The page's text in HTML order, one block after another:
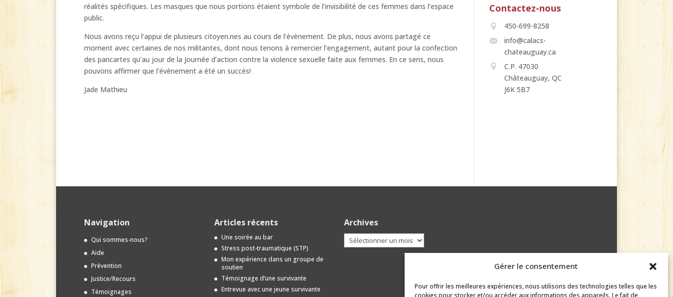
Gérer le consentement
Pour offrir les meilleures expériences, nous utilisons des technologies telles que les
cookies pour stocker et/ou accéder aux informations des appareils. Le fait de
réalités spécifiques. Les masques que nous portions étaient symbole de l’invisibilité de ces femmes dans l’espace
public.
Nous avons reçu l’appui de plusieurs citoyen.nes au cours de l’évènement. De plus, nous avons partagé ce
moment avec certaines de nos militantes, dont nous tenons à remercier l’engagement, autant pour la confection
des pancartes qu’au jour de la Journée d’action contre la violence sexuelle faite aux femmes. En ce sens, nous
pouvons affirmer que l’évènement a été un succès!
Jade Mathieu
Contactez-nous
450-699-8258
info@calacs-
chateauguay.ca
C.P. 47030
Châteauguay, QC
J6K 5B7
Navigation
Qui sommes-nous?
Aide
Prévention
Justice/Recours
Témoignages
Articles récents
Une soirée au bar
Stress post-traumatique (STP)
Mon expérience dans un groupe de
soutien
Témoignage d’une survivante
Entrevue avec une jeune survivante
Archives
Archives